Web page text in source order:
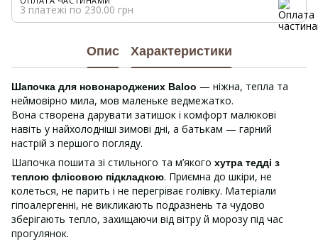
3 платежі по 230.00 грн
Опис Характеристики
Шапочка для новонароджених Baloo — ніжна, тепла та
неймовірно мила, мов маленьке ведмежатко.
Вона створена дарувати затишок і комфорт малюкові
навіть у найхолодніші зимові дні, а батькам — гарний
настрій з першого погляду.
Шапочка пошита зі стильного та м’якого хутра тедді з
теплою флісовою підкладкою. Приємна до шкіри, не
колеться, не парить і не перегріває голівку. Матеріали
гіпоалергенні, не викликають подразнень та чудово
зберігають тепло, захищаючи від вітру й морозу під час
прогулянок.